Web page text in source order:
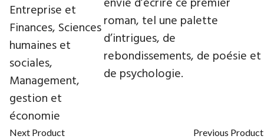
roman, tel une palette
d’intrigues, de
rebondissements, de poésie et
de psychologie.
Next Product Previous Product
Entreprise et
Finances, Sciences
humaines et
sociales,
Management,
gestion et
économie